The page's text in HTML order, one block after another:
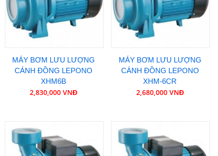
MÁY BƠM LƯU LƯỢNG
CÁNH ĐỒNG LEPONO
XHM6B
2,830,000 VNĐ
MÁY BƠM LƯU LƯỢNG
CÁNH ĐỒNG LEPONO
XHM-6CR
2,680,000 VNĐ